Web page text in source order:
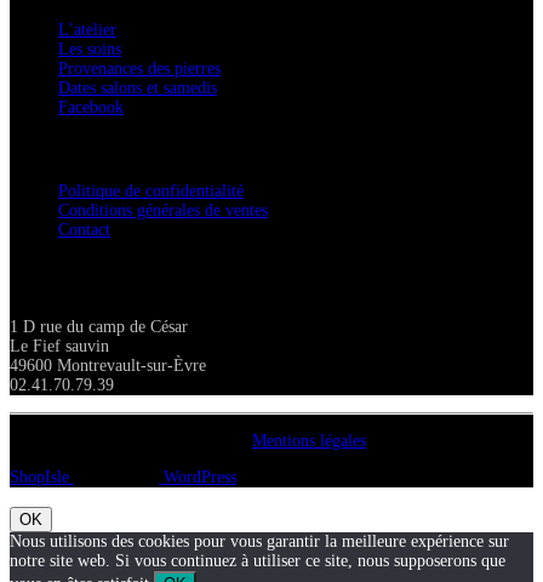
L’atelier
Les soins
Provenances des pierres
Dates salons et samedis
Facebook
Politique de confidentialité
Conditions générales de ventes
Contact
1 D rue du camp de César
Le Fief sauvin
49600 Montrevault-sur-Èvre
02.41.70.79.39
Mentions légales
ShopIsle
WordPress
OK
Nous utilisons des cookies pour vous garantir la meilleure expérience sur
notre site web. Si vous continuez à utiliser ce site, nous supposerons que